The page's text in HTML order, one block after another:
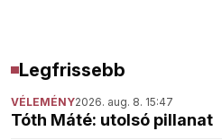
Legfrissebb
VÉLEMÉNY2026. aug. 8. 15:47
Tóth Máté: utolsó pillanat